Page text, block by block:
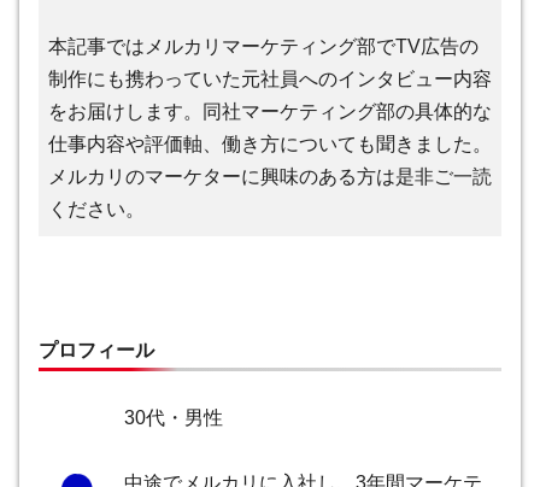
本記事ではメルカリマーケティング部でTV広告の
制作にも携わっていた元社員へのインタビュー内容
をお届けします。同社マーケティング部の具体的な
仕事内容や評価軸、働き方についても聞きました。
メルカリのマーケターに興味のある方は是非ご一読
ください。
プロフィール
30代・男性